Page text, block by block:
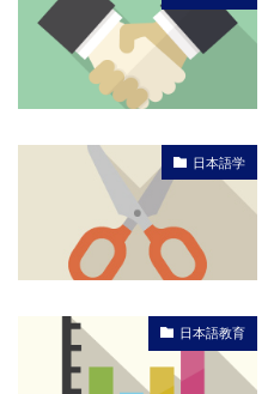
日本語学
日本語教育